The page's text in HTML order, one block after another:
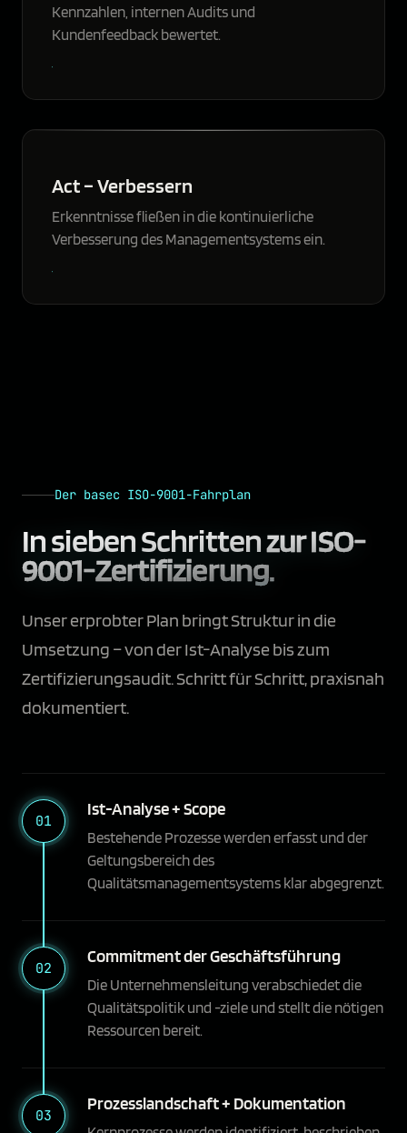
Kennzahlen, internen Audits und
Kundenfeedback bewertet.
Act – Verbessern
Erkenntnisse fließen in die kontinuierliche
Verbesserung des Managementsystems ein.
Der basec ISO-9001-Fahrplan
In sieben Schrittenzur ISO-
9001-Zertifizierung.
Unser erprobter Plan bringt Struktur in die
Umsetzung – von der Ist-Analyse bis zum
Zertifizierungsaudit. Schritt für Schritt, praxisnah
dokumentiert.
01
Ist-Analyse + Scope
Bestehende Prozesse werden erfasst und der
Geltungsbereich des
Qualitätsmanagementsystems klar abgegrenzt.
02
Commitment der Geschäftsführung
Die Unternehmensleitung verabschiedet die
Qualitätspolitik und -ziele und stellt die nötigen
Ressourcen bereit.
03
Prozesslandschaft + Dokumentation